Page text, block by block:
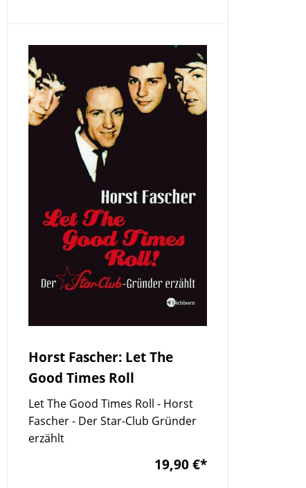
Horst Fascher: Let The
Good Times Roll
Let The Good Times Roll - Horst
Fascher - Der Star-Club Gründer
erzählt
19,90 €*